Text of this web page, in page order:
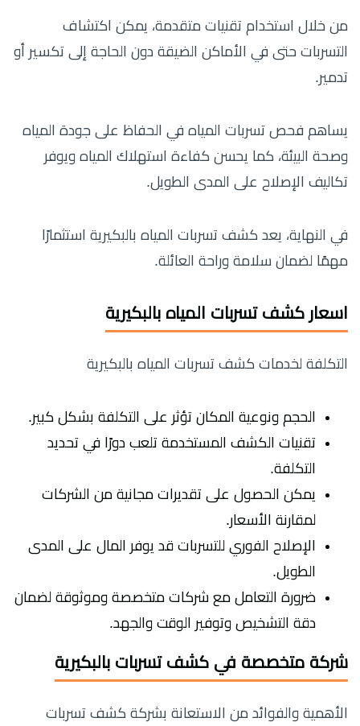
من خلال استخدام تقنيات متقدمة، يمكن اكتشاف
التسربات حتى في الأماكن الضيقة دون الحاجة إلى تكسير أو
تدمير.
يساهم فحص تسربات المياه في الحفاظ على جودة المياه
وصحة البيئة، كما يحسن كفاءة استهلاك المياه ويوفر
تكاليف الإصلاح على المدى الطويل.
في النهاية، يعد كشف تسربات المياه بالبكيرية استثمارًا
مهمًا لضمان سلامة وراحة العائلة.
اسعار كشف تسربات المياه بالبكيرية
التكلفة لخدمات كشف تسربات المياه بالبكيرية
الحجم ونوعية المكان تؤثر على التكلفة بشكل كبير.
تقنيات الكشف المستخدمة تلعب دورًا في تحديد
التكلفة.
يمكن الحصول على تقديرات مجانية من الشركات
لمقارنة الأسعار.
الإصلاح الفوري للتسربات قد يوفر المال على المدى
الطويل.
ضرورة التعامل مع شركات متخصصة وموثوقة لضمان
دقة التشخيص وتوفير الوقت والجهد.
شركة متخصصة في كشف تسربات بالبكيرية
الأهمية والفوائد من الاستعانة بشركة كشف تسربات